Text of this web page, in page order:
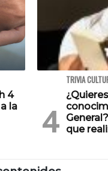
4
la
TRIVIA
que